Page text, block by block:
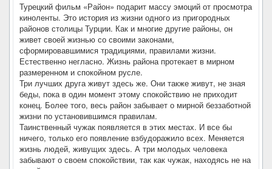
Турецкий фильм «Район» подарит массу эмоций от просмотра
киноленты. Это история из жизни одного из пригородных
районов столицы Турции. Как и многие другие районы, он
живет своей жизнью со своими законами,
сформировавшимися традициями, правилами жизни.
Естественно негласно. Жизнь района протекает в мирном
размеренном и спокойном русле.
Три лучших друга живут здесь же. Они также живут, не зная
беды, пока в один момент этому спокойствию не приходит
конец. Более того, весь район забывает о мирной беззаботной
жизни по установившимся правилам.
Таинственный чужак появляется в этих местах. И все бы
ничего, только его появление взбудоражило всех. Меняется
жизнь людей, живущих здесь. А три молодых человека
забывают о своем спокойствии, так как чужак, находясь не на